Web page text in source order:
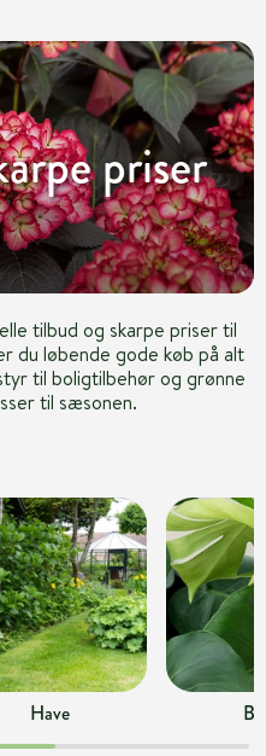
priser
tilbud og skarpe priser til
du løbende gode køb på alt
til boligtilbehør og grønne
til sæsonen.
Have